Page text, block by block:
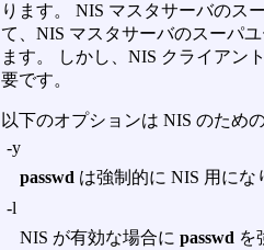
ります。 NIS マスタサーバのス
て、NIS マスタサーバのスーパ
ます。 しかし、NIS クライアン
要です。
以下のオプションは NIS のため
-y
passwd は強制的に NIS 用にな
-l
NIS が有効な場合に passwd を